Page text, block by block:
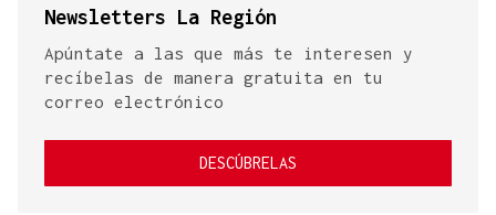
Newsletters La Región
Apúntate a las que más te interesen y
recíbelas de manera gratuita en tu
correo electrónico
DESCÚBRELAS